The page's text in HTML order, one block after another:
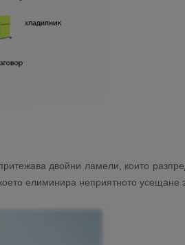
двойни ламели, които
елиминира неприятното усещане